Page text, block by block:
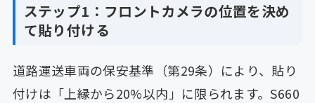
ステップ1：フロントカメラの位置を決め
て貼り付ける
道路運送車両の保安基準（第29条）により、貼り
付けは「上縁から20%以内」に限られます。S660